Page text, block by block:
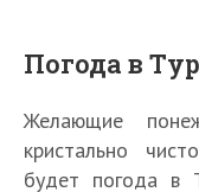
Погода в
Желающие
кристально
будет погода в